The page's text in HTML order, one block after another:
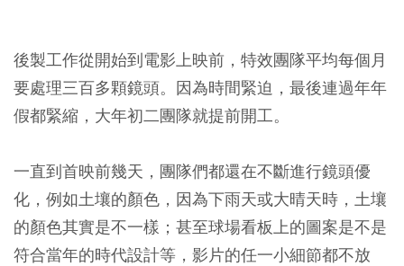
後製工作從開始到電影上映前，特效團隊平均每個月
要處理三百多顆鏡頭。因為時間緊迫，最後連過年年
假都緊縮，大年初二團隊就提前開工。
一直到首映前幾天，團隊們都還在不斷進行鏡頭優
化，例如土壤的顏色，因為下雨天或大晴天時，土壤
的顏色其實是不一樣；甚至球場看板上的圖案是不是
符合當年的時代設計等，影片的任一小細節都不放